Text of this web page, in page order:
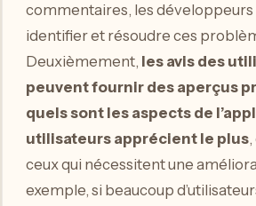
commentaires, les
identifier et résoudre ces
Deuxièmement, les avis des
peuvent fournir des aperçus
quels sont les aspects de
utilisateurs apprécient le plus
ceux qui nécessitent une
exemple, si beaucoup